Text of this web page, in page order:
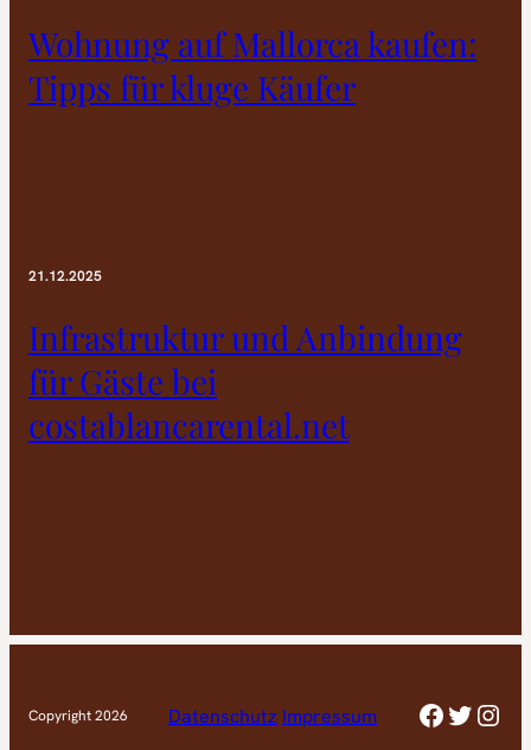
Wohnung auf Mallorca kaufen:
Tipps für kluge Käufer
21.12.2025
Infrastruktur und Anbindung
für Gäste bei
costablancarental.net
Copyright 2026 Datenschutz Impressum Twitter